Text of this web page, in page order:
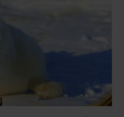
าน การเงิน ความรัก